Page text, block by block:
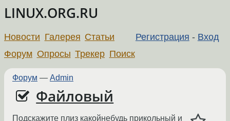
LINUX.ORG.RU
Регистрация - Вход
Новости Галерея Статьи
Форум Опросы Трекер Поиск
Форум — Admin
Файловый
Подскажите плиз какойнебудь прикольный и